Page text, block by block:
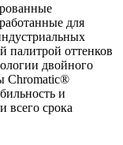
для
палитрой оттенков
двойного
Chromatic®
и
всего срока